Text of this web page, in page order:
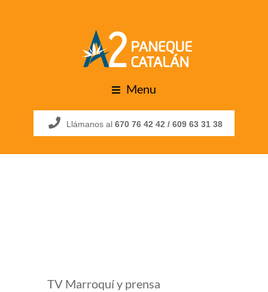
Menu
Llámanos al 670 76 42 42 / 609 63 31 38
TV Marroquí y prensa